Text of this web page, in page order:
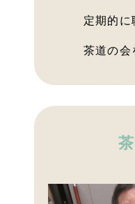
定期的に
茶道の会